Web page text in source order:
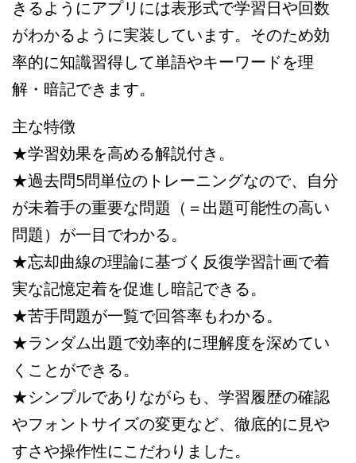
きるようにアプリには表形式で学習日や回数
がわかるように実装しています。そのため効
率的に知識習得して単語やキーワードを理
解・暗記できます。
主な特徴
★学習効果を高める解説付き。
★過去問5問単位のトレーニングなので、自分
が未着手の重要な問題（＝出題可能性の高い
問題）が一目でわかる。
★忘却曲線の理論に基づく反復学習計画で着
実な記憶定着を促進し暗記できる。
★苦手問題が一覧で回答率もわかる。
★ランダム出題で効率的に理解度を深めてい
くことができる。
★シンプルでありながらも、学習履歴の確認
やフォントサイズの変更など、徹底的に見や
すさや操作性にこだわりました。